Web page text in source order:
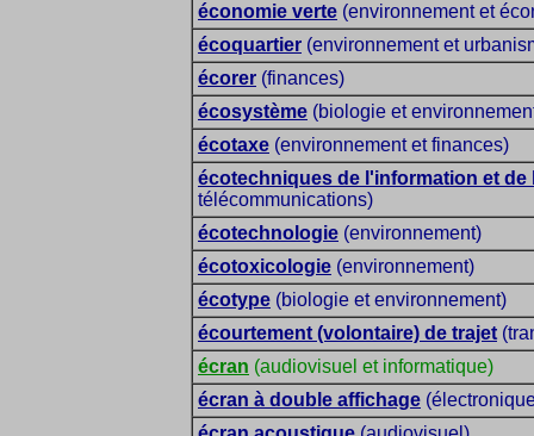
économie verte (environnement et
écoquartier (environnement et
écorer (finances)
écosystème (biologie et
écotaxe (environnement et finances)
écotechniques de l'information et de
télécommunications)
écotechnologie (environnement)
écotoxicologie (environnement)
écotype (biologie et environnement)
écourtement (volontaire) de trajet
écran (audiovisuel et informatique)
écran à double affichage